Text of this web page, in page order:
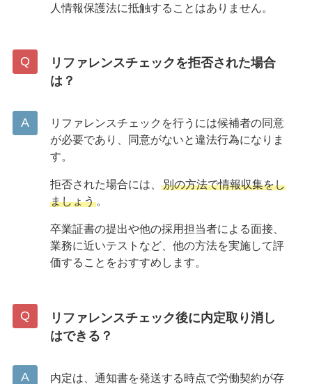
人情報保護法に抵触することはありません。
リファレンスチェックを拒否された場合
は？
リファレンスチェックを行うには候補者の同意
が必要であり、同意がないと違法行為になりま
す。
拒否された場合には、
別の方法で情報収集をし
ましょう。
卒業証書の提出や他の採用担当者による面接、
業務に近いテストなど、他の方法を実施して評
価することをおすすめします。
リファレンスチェック後に内定取り消し
はできる？
内定は、通知書を発送する時点で労働契約が存